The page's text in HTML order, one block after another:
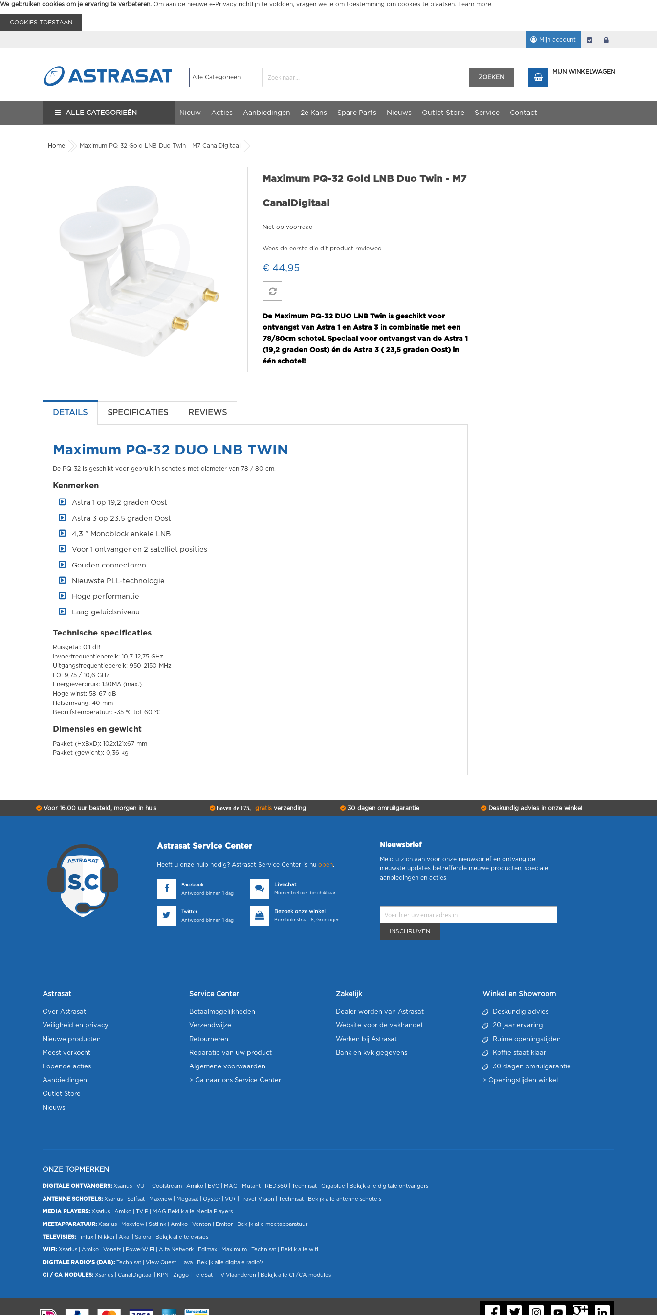
We gebruiken cookies om je ervaring te verbeteren. Om aan de nieuwe e-Privacy richtlijn te voldoen, vragen we je om toestemming om cookies te plaatsen. Learn more.
COOKIES TOESTAAN
Mijn account Afrekenen
ZOEKEN
MIJN WINKELWAGEN
ALLE CATEGORIEËN Nieuw Acties Aanbiedingen 2e Kans Spare Parts Nieuws Outlet Store Service Contact
Home Maximum PQ-32 Gold LNB Duo Twin - M7 CanalDigitaal
Maximum PQ-32 Gold LNB Duo Twin - M7
CanalDigitaal
Niet op voorraad
Wees de eerste die dit product reviewed
€ 44,95
De Maximum PQ-32 DUO LNB Twin is geschikt voor
ontvangst van Astra 1 en Astra 3 in combinatie met een
78/80cm schotel. Speciaal voor ontvangst van de Astra 1
(19,2 graden Oost) én de Astra 3 ( 23,5 graden Oost) in
één schotel!
DETAILS SPECIFICATIES REVIEWS
Maximum PQ-32 DUO LNB TWIN
De PQ-32 is geschikt voor gebruik in schotels met diameter van 78 / 80 cm.
Kenmerken
Astra 1 op 19,2 graden Oost
Astra 3 op 23,5 graden Oost
4,3 ° Monoblock enkele LNB
Voor 1 ontvanger en 2 satelliet posities
Gouden connectoren
Nieuwste PLL-technologie
Hoge performantie
Laag geluidsniveau
Technische specificaties
Ruisgetal: 0,1 dB
Invoerfrequentiebereik: 10,7-12,75 GHz
Uitgangsfrequentiebereik: 950-2150 MHz
LO: 9,75 / 10,6 GHz
Energieverbruik: 130MA (max.)
Hoge winst: 58-67 dB
Halsomvang: 40 mm
Bedrijfstemperatuur: -35 ℃ tot 60 ℃
Dimensies en gewicht
Pakket (HxBxD): 102x121x67 mm
Pakket (gewicht): 0,36 kg
Voor 16.00 uur besteld, morgen in huis Boven de €75,- gratisverzending 30 dagen omruilgarantie Deskundig advies in onze winkel
Astrasat Service Center
Heeft u onze hulp nodig? Astrasat Service Center is nu open.
Facebook
Antwoord binnen 1 dag
Livechat
Momenteel niet beschikbaar
Twitter
Antwoord binnen 1 dag
Bezoek onze winkel
Bornholmstraat 8, Groningen
Nieuwsbrief
Meld u zich aan voor onze nieuwsbrief en ontvang de
nieuwste updates betreffende nieuwe producten, speciale
aanbiedingen en acties.
INSCHRIJVEN
Astrasat
Over Astrasat
Veiligheid en privacy
Nieuwe producten
Meest verkocht
Lopende acties
Aanbiedingen
Outlet Store
Nieuws
Service Center
Betaalmogelijkheden
Verzendwijze
Retourneren
Reparatie van uw product
Algemene voorwaarden
> Ga naar ons Service Center
Zakelijk
Dealer worden van Astrasat
Website voor de vakhandel
Werken bij Astrasat
Bank en kvk gegevens
Winkel en Showroom
Deskundig advies
20 jaar ervaring
Ruime openingstijden
Koffie staat klaar
30 dagen omruilgarantie
> Openingstijden winkel
ONZE TOPMERKEN
DIGITALE ONTVANGERS: Xsarius VU+ | Coolstream | Amiko EVO MAG Mutant | RED360 | Technisat Gigablue Bekijk alle digitale ontvangers
ANTENNE SCHOTELS: Xsarius Selfsat Maxview Megasat | Oyster | VU+ Travel-Vision Technisat Bekijk alle antenne schotels
MEDIA PLAYERS: Xsarius Amiko TVIP MAG Bekijk alle Media Players
MEETAPPARATUUR: Xsarius Maxview Satlink Amiko Venton Emitor Bekijk alle meetapparatuur
TELEVISIES: Finlux | Nikkei | Akai Salora Bekijk alle televisies
WIFI: Xsarius Amiko Vonets PowerWIFI Alfa Network Edimax | Maximum | Technisat Bekijk alle wifi
DIGITALE RADIO'S (DAB): Technisat View Quest Lava Bekijk alle digitale radio's
CI / CA MODULES: Xsarius CanalDigitaal KPN Ziggo TeleSat TV Vlaanderen Bekijk alle CI /CA modules
.